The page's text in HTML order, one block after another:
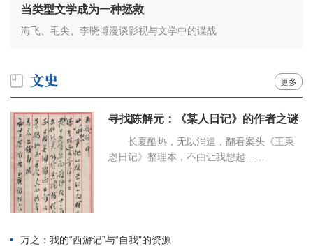
当类型文学成为一种拯救
海飞、毛尖、李晓博漫谈影视与文学中的谍战
更多
寻找陈解元：《某人日记》的作者之谜
长夏酷热，无以消遣，翻看案头《王秉
恩日记》整理本，不由让我想起……
万之：我的“西游记”与“自我”的资源